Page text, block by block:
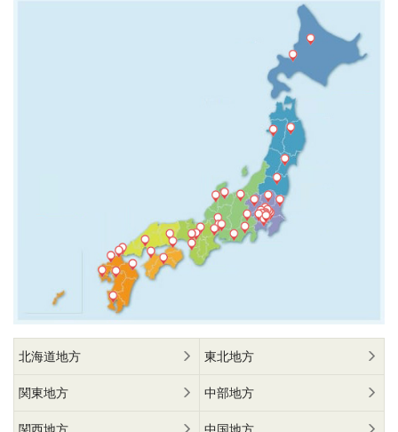
北海道地方 東北地方
関東地方 中部地方